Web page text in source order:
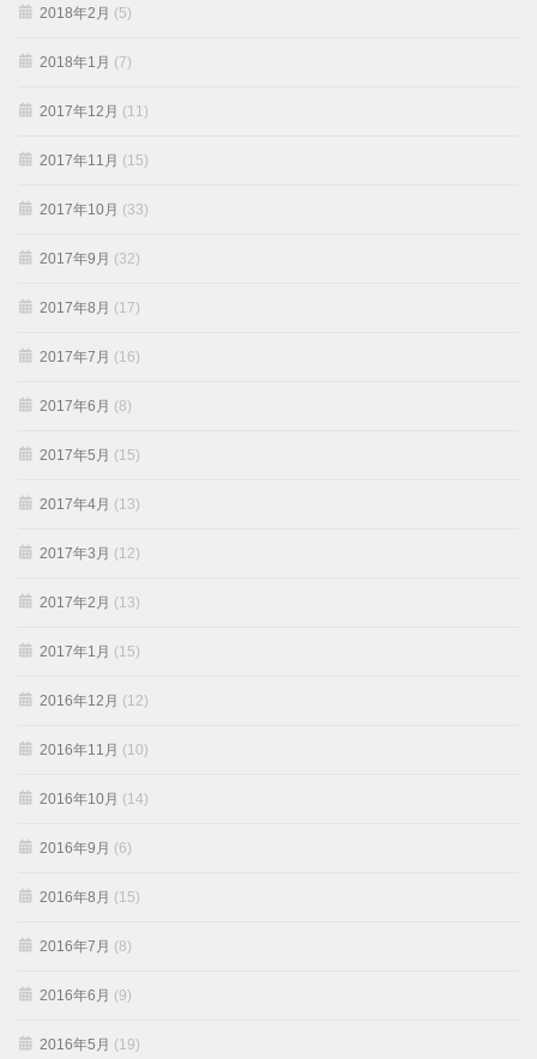
2018年2月 (5)
2018年1月 (7)
2017年12月 (11)
2017年11月 (15)
2017年10月 (33)
2017年9月 (32)
2017年8月 (17)
2017年7月 (16)
2017年6月 (8)
2017年5月 (15)
2017年4月 (13)
2017年3月 (12)
2017年2月 (13)
2017年1月 (15)
2016年12月 (12)
2016年11月 (10)
2016年10月 (14)
2016年9月 (6)
2016年8月 (15)
2016年7月 (8)
2016年6月 (9)
2016年5月 (19)